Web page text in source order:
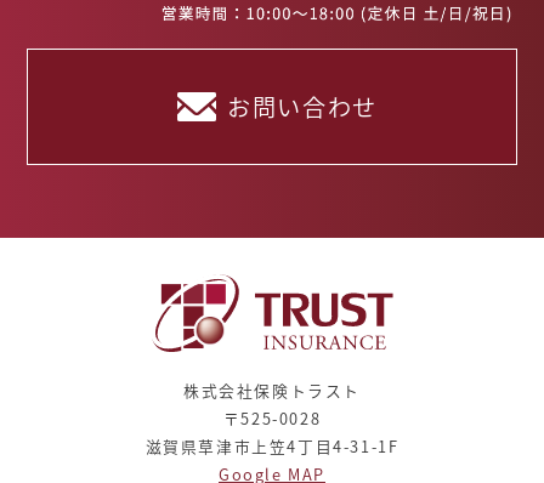
お問い合わせ
株式会社保険トラスト
〒525-0028
滋賀県草津市上笠4丁目4-31-1F
Google MAP